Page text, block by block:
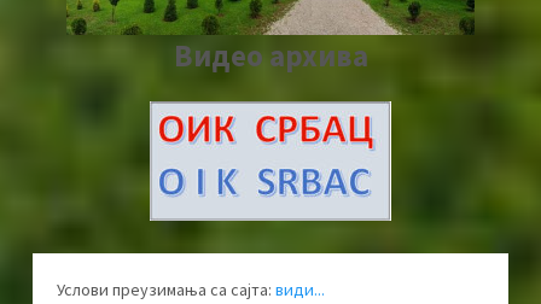
Видео архива
Услови преузимања са сајта: види...